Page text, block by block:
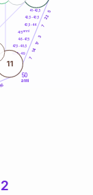
50
anni
41-42,5
42,5-43,5
43,5-44
46-47,5
47,5-48,5
48,5-49
5
22
7
3
17
14
7
16
11
45anni